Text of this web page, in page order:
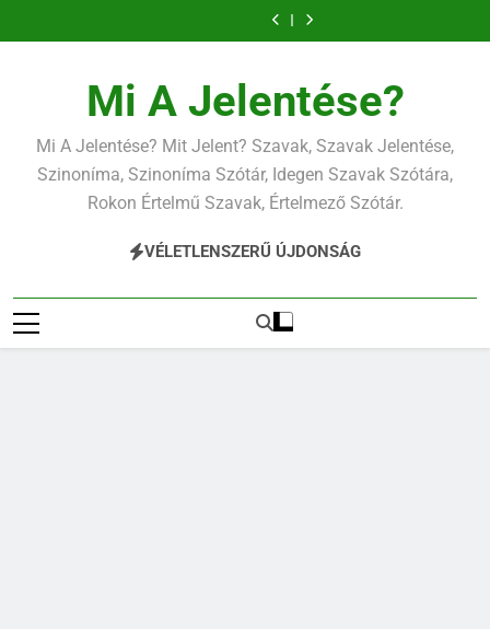
a
Mi A Jelentése?
Mi A Jelentése? Mit Jelent? Szavak, Szavak Jelentése,
Szinoníma, Szinoníma Szótár, Idegen Szavak Szótára,
Rokon Értelmű Szavak, Értelmező Szótár.
VÉLETLENSZERŰ ÚJDONSÁG